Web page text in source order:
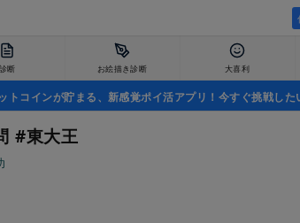
診断 お絵描き診断 大喜利
トコインが貯まる、新感覚ポイ活アプリ！今すぐ挑戦した
#東大王